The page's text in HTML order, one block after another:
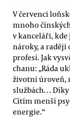
V červenci
mnoho
v kanceláři,
nároky, a
profesí. Jak
chanu: „Ráda
životní úroveň,
službách… Díky
Cítím menší
energie.“